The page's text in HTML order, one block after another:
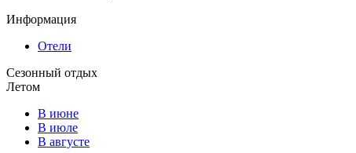
Информация
Отели
Сезонный отдых
Летом
В июне
В июле
В августе